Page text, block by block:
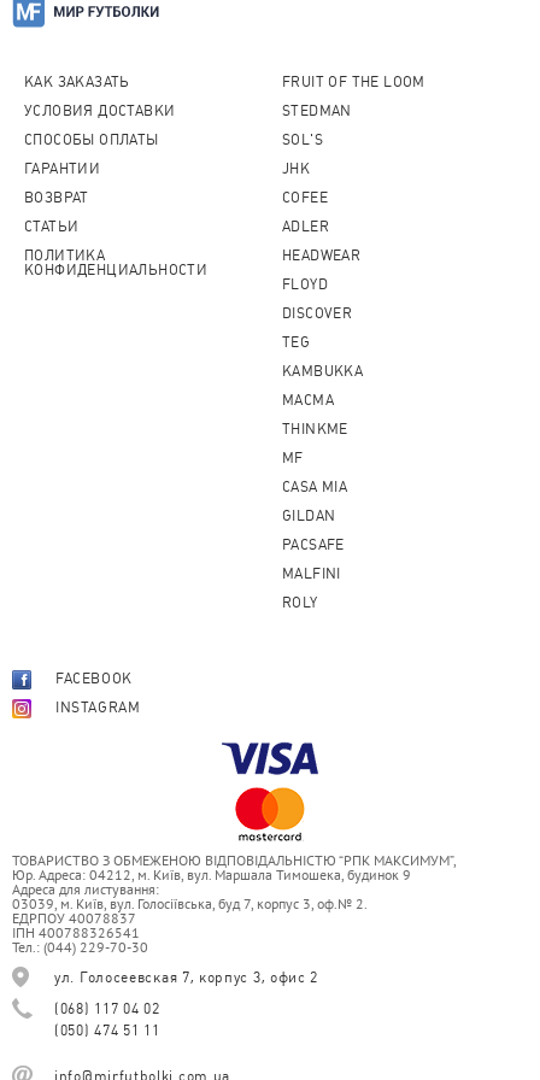
КАК ЗАКАЗАТЬ
УСЛОВИЯ ДОСТАВКИ
СПОСОБЫ ОПЛАТЫ
ГАРАНТИИ
ВОЗВРАТ
СТАТЬИ
ПОЛИТИКА
КОНФИДЕНЦИАЛЬНОСТИ
FRUIT OF THE LOOM
STEDMAN
SOL'S
JHK
COFEE
ADLER
HEADWEAR
FLOYD
DISCOVER
TEG
KAMBUKKA
MACMA
THINKME
MF
CASA MIA
GILDAN
PACSAFE
MALFINI
ROLY
FACEBOOK
INSTAGRAM
ТОВАРИСТВО З ОБМЕЖЕНОЮ ВІДПОВІДАЛЬНІСТЮ “РПК МАКСИМУМ”,
Юр. Адреса: 04212, м. Київ, вул. Маршала Тимошека, будинок 9
Адреса для листування:
03039, м. Київ, вул. Голосіївська, буд 7, корпус 3, оф.№ 2.
ЕДРПОУ 40078837
ІПН 400788326541
Тел.: (044) 229-70-30
ул. Голосеевская 7, корпус 3, офис 2
(068) 117 04 02
(050) 474 51 11
info@mirfutbolki.com.ua